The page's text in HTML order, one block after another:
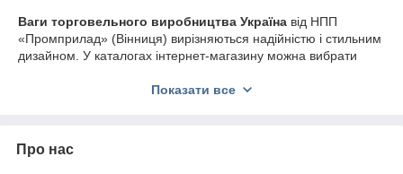
Ваги торговельного виробництва Україна від НПП
«Промприлад» (Вінниця) вирізняються надійністю і стильним
дизайном. У каталогах інтернет-магазину можна вибрати
: чудовий варіант для м'ясного відділу;
забрудненню приладу; максимальна вага — 15 кг;
Показати все
Про нас